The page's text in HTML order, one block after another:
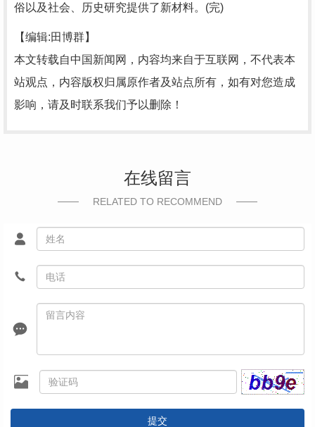
俗以及社会、历史研究提供了新材料。(完)
【编辑:田博群】
本文转载自中国新闻网，内容均来自于互联网，不代表本
站观点，内容版权归属原作者及站点所有，如有对您造成
影响，请及时联系我们予以删除！
在线留言
RELATED TO RECOMMEND
提交